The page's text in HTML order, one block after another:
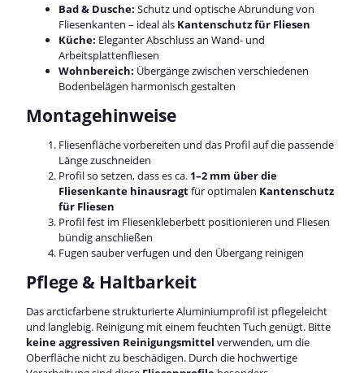
Bad & Dusche: Schutz und optische Abrundung von
Fliesenkanten – ideal als Kantenschutz für Fliesen
Küche: Eleganter Abschluss an Wand- und
Arbeitsplattenfliesen
Wohnbereich: Übergänge zwischen verschiedenen
Bodenbelägen harmonisch gestalten
Montagehinweise
Fliesenfläche vorbereiten und das Profil auf die passende
Länge zuschneiden
Profil so setzen, dass es ca. 1–2 mm über die
Fliesenkante hinausragtfür optimalen Kantenschutz
für Fliesen
Profil fest im Fliesenkleberbett positionieren und Fliesen
bündig anschließen
Fugen sauber verfugen und den Übergang reinigen
Pflege & Haltbarkeit
Das arcticfarbene strukturierte Aluminiumprofil ist pflegeleicht
und langlebig. Reinigung mit einem feuchten Tuch genügt. Bitte
keine aggressiven Reinigungsmittel verwenden, um die
Oberfläche nicht zu beschädigen. Durch die hochwertige